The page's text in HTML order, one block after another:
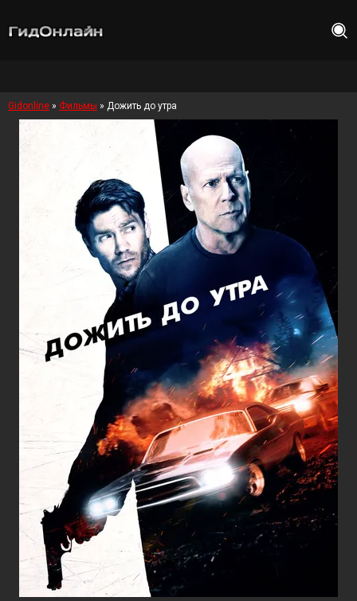
Gidonline » Фильмы » Дожить до утра